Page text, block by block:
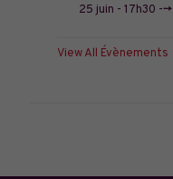
25 juin - 17h30 -->
View All Évènements